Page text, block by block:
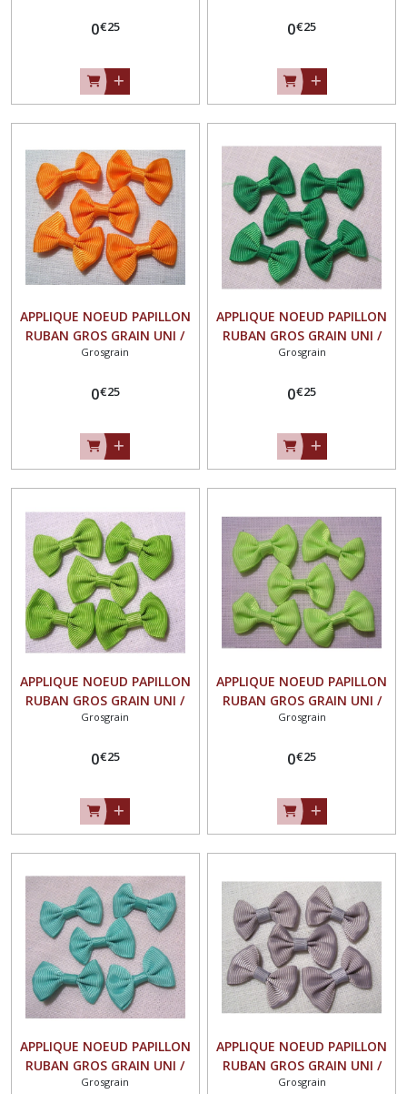
0€25
N°07
0€25
APPLIQUE NOEUD PAPILLON
RUBAN GROS GRAIN UNI /
ORANGE ** 35 X 23 mm **
Grosgrain
0€25
APPLIQUE NOEUD PAPILLON
RUBAN GROS GRAIN UNI /
VERT PRÉ ** 35 X 23 mm **
Grosgrain
0€25
APPLIQUE NOEUD PAPILLON
RUBAN GROS GRAIN UNI /
VERT POMME ** 35 X 23
N°07
Grosgrain
0€25
APPLIQUE NOEUD PAPILLON
RUBAN GROS GRAIN UNI /
VERT FLUO ** 35 X 23 mm
Grosgrain
0€25
APPLIQUE NOEUD PAPILLON
RUBAN GROS GRAIN UNI /
BLEU MER du SUD ** 35 X 23
Grosgrain
APPLIQUE NOEUD PAPILLON
RUBAN GROS GRAIN UNI /
GRIS ARGENT ** 35 X 23 mm
Grosgrain